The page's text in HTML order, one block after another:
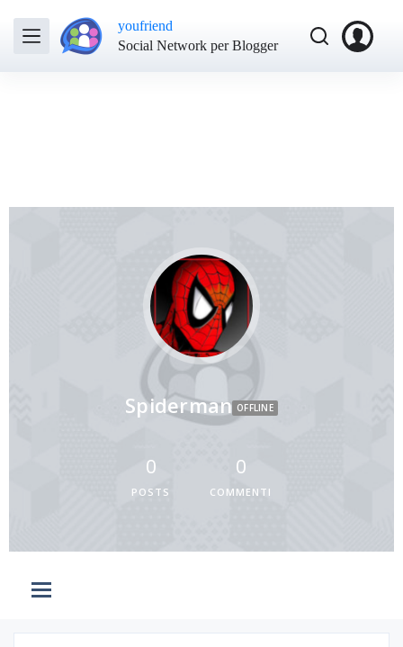
youfriend
Social Network per Blogger
Spiderman OFFLINE
0
POSTS
0
COMMENTI